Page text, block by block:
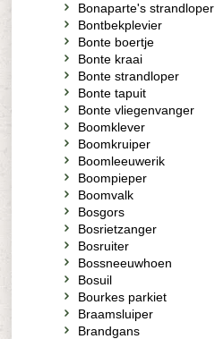
Bonaparte's strandloper
Bontbekplevier
Bonte boertje
Bonte kraai
Bonte strandloper
Bonte tapuit
Bonte vliegenvanger
Boomklever
Boomkruiper
Boomleeuwerik
Boompieper
Boomvalk
Bosgors
Bosrietzanger
Bosruiter
Bossneeuwhoen
Bosuil
Bourkes parkiet
Braamsluiper
Brandgans